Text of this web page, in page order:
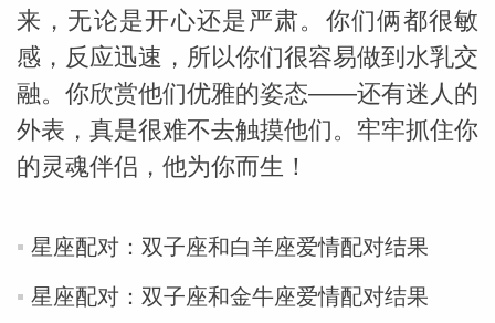
miller
勒
来，无论是开心还是严肃。你们俩都很敏
感，反应迅速，所以你们很容易做到水乳交
融。你欣赏他们优雅的姿态——还有迷人的
外表，真是很难不去触摸他们。牢牢抓住你
的灵魂伴侣，他为你而生！
星座配对：双子座和白羊座爱情配对结果
星座配对：双子座和金牛座爱情配对结果